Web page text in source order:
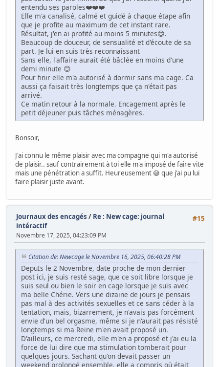
entendu ses paroles❤️❤️❤️
Elle m'a canalisé, calmé et guidé à chaque étape afin
que je profite au maximum de cet instant rare.
Résultat, j'en ai profité au moins 5 minutes😄.
Beaucoup de douceur, de sensualité et d'écoute de sa
part. Je lui en suis très reconnaissant
Sans elle, l'affaire aurait été bâclée en moins d'une
demi minute 😊
Pour finir elle m'a autorisé à dormir sans ma cage. Ca
aussi ça faisait très longtemps que ça n'était pas
arrivé.
Ce matin retour à la normale. Encagement après le
petit déjeuner puis tâches ménagères.
Bonsoir,
J'ai connu le même plaisir avec ma compagne qui m'a autorisé
de plaisir.. sauf contrairement à toi elle m'a imposé de faire vite
mais une pénétration a suffit. Heureusement 😅 que j'ai pu lui
faire plaisir juste avant.
#15
Journaux des encagés / Re : New cage: journal
intéractif
Novembre 17, 2025, 04:23:09 PM
Citation de: Newcage le Novembre 16, 2025, 06:40:28 PM
DepuIs le 2 Novembre, date proche de mon dernier
post ici, je suis resté sage, que ce soit libre lorsque je
suis seul ou bien le soir en cage lorsque je suis avec
ma belle Chérie. Vers une dizaine de jours je pensais
pas mal à des activités sexuelles et ce sans céder à la
tentation, mais, bizarrement, je n'avais pas forcément
envie d'un bel orgasme, même si je n'aurait pas résisté
longtemps si ma Reine m'en avait proposé un.
D'ailleurs, ce mercredi, elle m'en a proposé et j'ai eu la
force de lui dire que ma stimulation tomberait pour
quelques jours. Sachant qu'on devait passer un
weekend prolongé ensemble, elle a compris où était